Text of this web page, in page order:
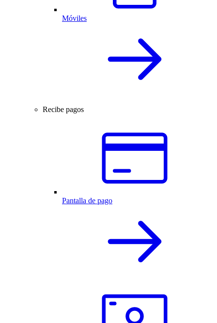
Móviles
Recibe pagos
Pantalla de pago